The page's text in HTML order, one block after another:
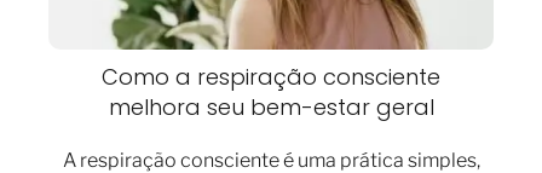
Como a respiração consciente
melhora seu bem-estar geral
A respiração consciente é uma prática simples,